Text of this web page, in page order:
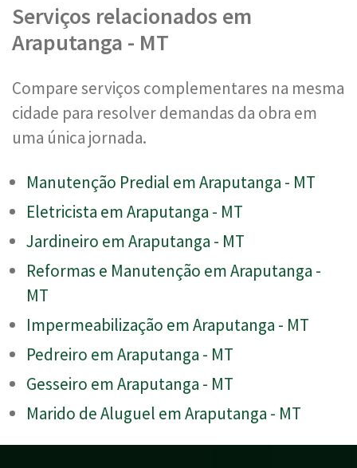
Serviços relacionados em
Araputanga - MT
Compare serviços complementares na mesma
cidade para resolver demandas da obra em
uma única jornada.
Manutenção Predial em Araputanga - MT
Eletricista em Araputanga - MT
Jardineiro em Araputanga - MT
Reformas e Manutenção em Araputanga -
MT
Impermeabilização em Araputanga - MT
Pedreiro em Araputanga - MT
Gesseiro em Araputanga - MT
Marido de Aluguel em Araputanga - MT